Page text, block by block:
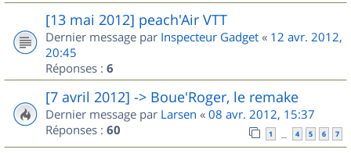
[13 mai 2012] peach'Air VTT
Dernier message par Inspecteur Gadget « 12 avr. 2012,
20:45
Réponses : 6
[7 avril 2012] -> Boue'Roger, le remake
Dernier message par Larsen « 08 avr. 2012, 15:37
Réponses : 60 1 … 4 5 6 7